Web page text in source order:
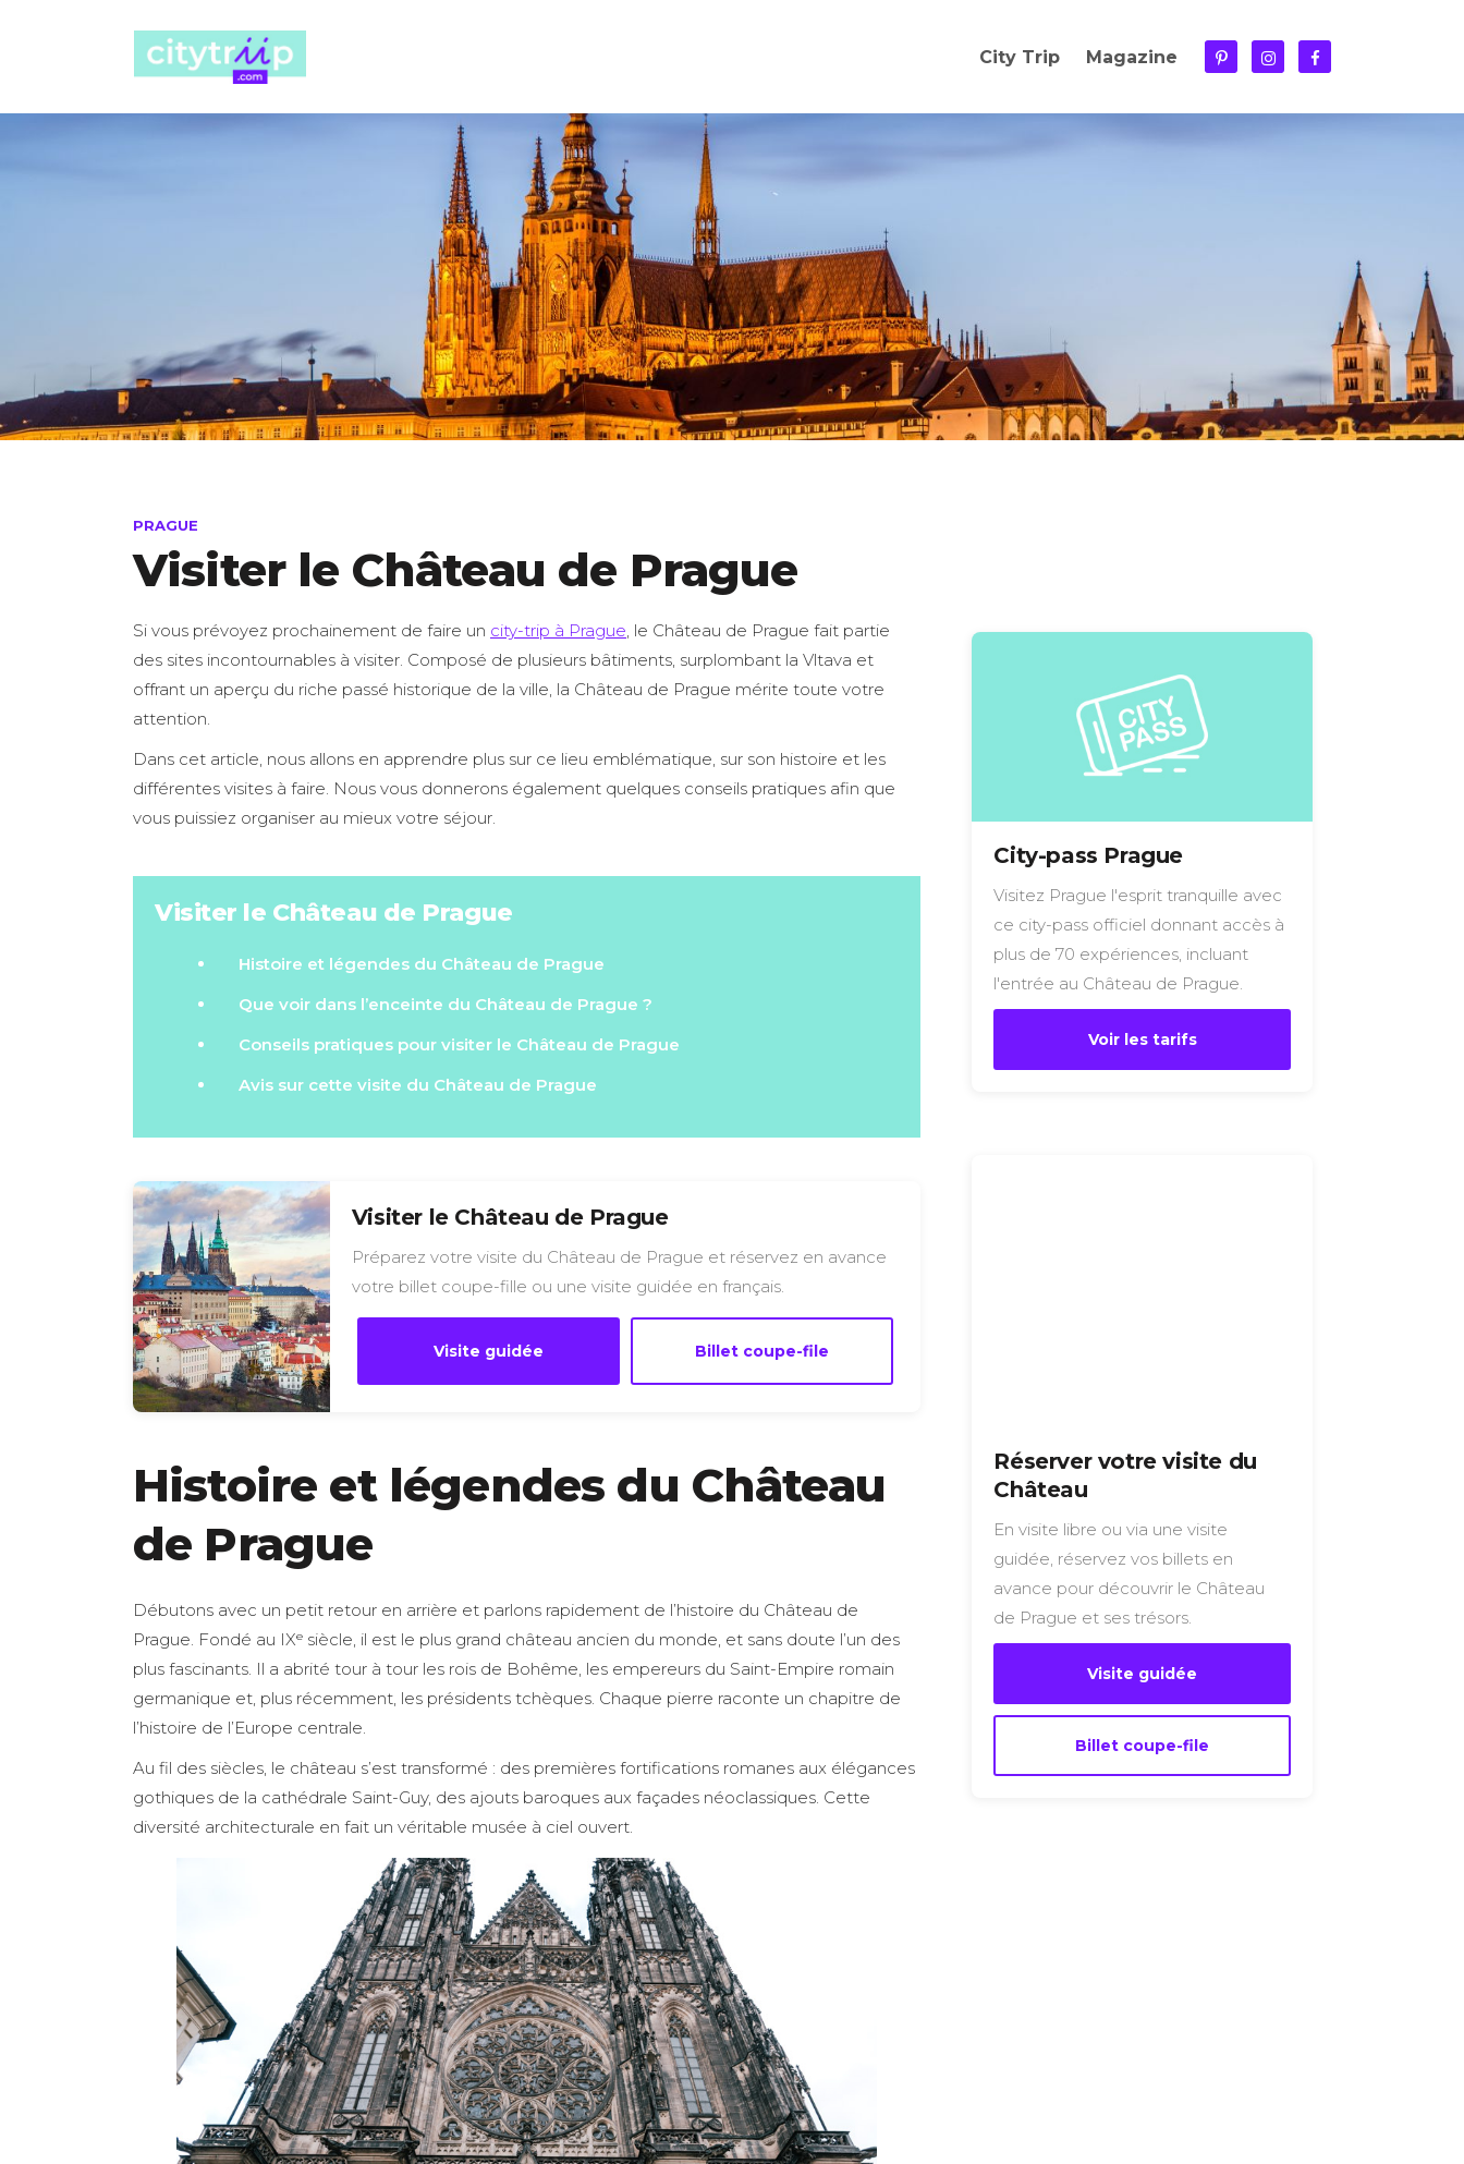
City Trip Magazine
PRAGUE
Visiter le Château de Prague
Si vous prévoyez prochainement de faire un city-trip à Prague, le Château de Prague fait partie
des sites incontournables à visiter. Composé de plusieurs bâtiments, surplombant la Vltava et
offrant un aperçu du riche passé historique de la ville, la Château de Prague mérite toute votre
attention.
Dans cet article, nous allons en apprendre plus sur ce lieu emblématique, sur son histoire et les
différentes visites à faire. Nous vous donnerons également quelques conseils pratiques afin que
vous puissiez organiser au mieux votre séjour.
Visiter le Château de Prague
Histoire et légendes du Château de Prague
Que voir dans l’enceinte du Château de Prague ?
Conseils pratiques pour visiter le Château de Prague
Avis sur cette visite du Château de Prague
Visiter le Château de Prague
Préparez votre visite du Château de Prague et réservez en avance
votre billet coupe-fille ou une visite guidée en français.
Visite guidée Billet coupe-file
Histoire et légendes du Château
de Prague
Débutons avec un petit retour en arrière et parlons rapidement de l’histoire du Château de
Prague. Fondé au IXᵉ siècle, il est le plus grand château ancien du monde, et sans doute l’un des
plus fascinants. Il a abrité tour à tour les rois de Bohême, les empereurs du Saint-Empire romain
germanique et, plus récemment, les présidents tchèques. Chaque pierre raconte un chapitre de
l’histoire de l’Europe centrale.
Au fil des siècles, le château s’est transformé : des premières fortifications romanes aux élégances
gothiques de la cathédrale Saint-Guy, des ajouts baroques aux façades néoclassiques. Cette
diversité architecturale en fait un véritable musée à ciel ouvert.
City-pass Prague
Visitez Prague l'esprit tranquille avec
ce city-pass officiel donnant accès à
plus de 70 expériences, incluant
l'entrée au Château de Prague.
Voir les tarifs
Réserver votre visite du
Château
En visite libre ou via une visite
guidée, réservez vos billets en
avance pour découvrir le Château
de Prague et ses trésors.
Visite guidée
Billet coupe-file